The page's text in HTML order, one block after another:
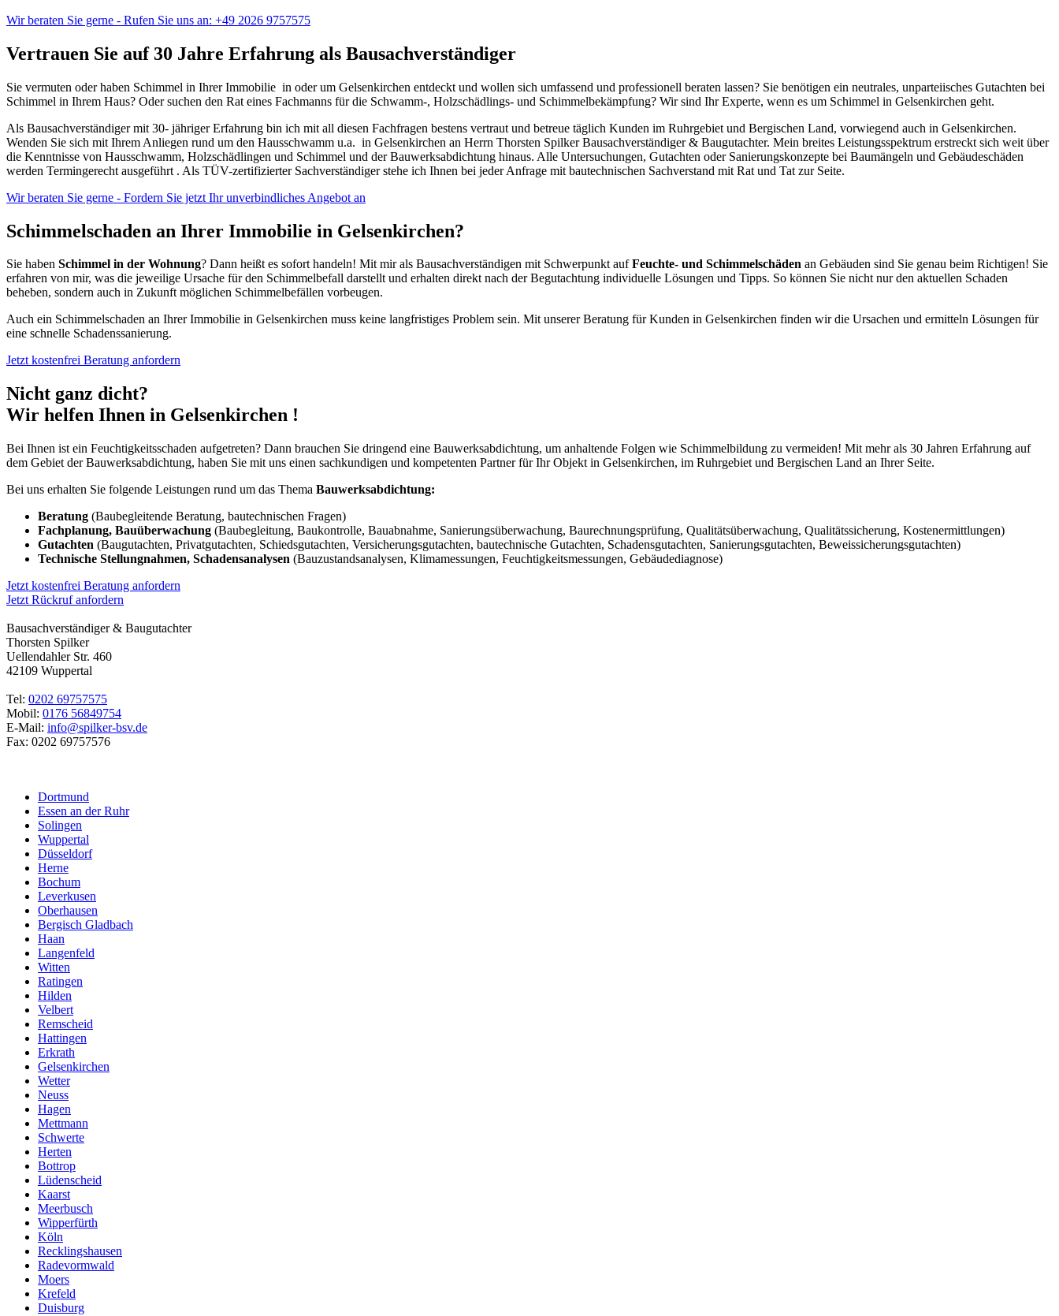
Wir beraten Sie gerne - Rufen Sie uns an: +49 2026 9757575
Vertrauen Sie auf 30 Jahre Erfahrung als Bausachverständiger
Sie vermuten oder haben Schimmel in Ihrer Immobilie in oder um Gelsenkirchen entdeckt und wollen sich umfassend und professionell beraten lassen? Sie benötigen ein neutrales, unparteiisches Gutachten bei
Schimmel in Ihrem Haus? Oder suchen den Rat eines Fachmanns für die Schwamm-, Holzschädlings- und Schimmelbekämpfung? Wir sind Ihr Experte, wenn es um Schimmel in Gelsenkirchen geht.
Als Bausachverständiger mit 30- jähriger Erfahrung bin ich mit all diesen Fachfragen bestens vertraut und betreue täglich Kunden im Ruhrgebiet und Bergischen Land, vorwiegend auch in Gelsenkirchen.
Wenden Sie sich mit Ihrem Anliegen rund um den Hausschwamm u.a. in Gelsenkirchen an Herrn Thorsten Spilker Bausachverständiger & Baugutachter. Mein breites Leistungsspektrum erstreckt sich weit über
die Kenntnisse von Hausschwamm, Holzschädlingen und Schimmel und der Bauwerksabdichtung hinaus. Alle Untersuchungen, Gutachten oder Sanierungskonzepte bei Baumängeln und Gebäudeschäden
werden Termingerecht ausgeführt . Als TÜV-zertifizierter Sachverständiger stehe ich Ihnen bei jeder Anfrage mit bautechnischen Sachverstand mit Rat und Tat zur Seite.
Wir beraten Sie gerne - Fordern Sie jetzt Ihr unverbindliches Angebot an
Schimmelschaden an Ihrer Immobilie in Gelsenkirchen?
Sie haben Schimmel in der Wohnung? Dann heißt es sofort handeln! Mit mir als Bausachverständigen mit Schwerpunkt aufFeuchte- und Schimmelschäden an Gebäuden sind Sie genau beim Richtigen! Sie
erfahren von mir, was die jeweilige Ursache für den Schimmelbefall darstellt und erhalten direkt nach der Begutachtung individuelle Lösungen und Tipps. So können Sie nicht nur den aktuellen Schaden
beheben, sondern auch in Zukunft möglichen Schimmelbefällen vorbeugen.
Auch ein Schimmelschaden an Ihrer Immobilie in Gelsenkirchen muss keine langfristiges Problem sein. Mit unserer Beratung für Kunden in Gelsenkirchen finden wir die Ursachen und ermitteln Lösungen für
eine schnelle Schadenssanierung.
Jetzt kostenfrei Beratung anfordern
Nicht ganz dicht?
Wir helfen Ihnen in Gelsenkirchen !
Bei Ihnen ist ein Feuchtigkeitsschaden aufgetreten? Dann brauchen Sie dringend eine Bauwerksabdichtung, um anhaltende Folgen wie Schimmelbildung zu vermeiden! Mit mehr als 30 Jahren Erfahrung auf
dem Gebiet der Bauwerksabdichtung, haben Sie mit uns einen sachkundigen und kompetenten Partner für Ihr Objekt in Gelsenkirchen, im Ruhrgebiet und Bergischen Land an Ihrer Seite.
Bei uns erhalten Sie folgende Leistungen rund um das Thema Bauwerksabdichtung:
Beratung (Baubegleitende Beratung, bautechnischen Fragen)
Fachplanung, Bauüberwachung (Baubegleitung, Baukontrolle, Bauabnahme, Sanierungsüberwachung, Baurechnungsprüfung, Qualitätsüberwachung, Qualitätssicherung, Kostenermittlungen)
Gutachten (Baugutachten, Privatgutachten, Schiedsgutachten, Versicherungsgutachten, bautechnische Gutachten, Schadensgutachten, Sanierungsgutachten, Beweissicherungsgutachten)
Technische Stellungnahmen, Schadensanalysen (Bauzustandsanalysen, Klimamessungen, Feuchtigkeitsmessungen, Gebäudediagnose)
Jetzt kostenfrei Beratung anfordern
Jetzt Rückruf anfordern
Bausachverständiger & Baugutachter
Thorsten Spilker
Uellendahler Str. 460
42109 Wuppertal
Tel: 0202 69757575
Mobil: 0176 56849754
E-Mail: info@spilker-bsv.de
Fax: 0202 69757576
Dortmund
Essen an der Ruhr
Solingen
Wuppertal
Düsseldorf
Herne
Bochum
Leverkusen
Oberhausen
Bergisch Gladbach
Haan
Langenfeld
Witten
Ratingen
Hilden
Velbert
Remscheid
Hattingen
Erkrath
Gelsenkirchen
Wetter
Neuss
Hagen
Mettmann
Schwerte
Herten
Bottrop
Lüdenscheid
Kaarst
Meerbusch
Wipperfürth
Köln
Recklingshausen
Radevormwald
Moers
Krefeld
Duisburg